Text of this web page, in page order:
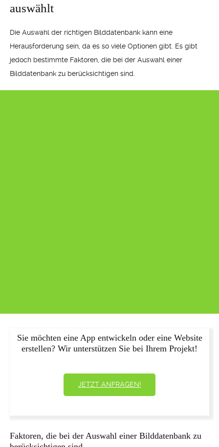
auswählt
Die Auswahl der richtigen Bilddatenbank kann eine
Herausforderung sein, da es so viele Optionen gibt. Es gibt
jedoch bestimmte Faktoren, die bei der Auswahl einer
Bilddatenbank zu berücksichtigen sind.
Sie möchten eine App entwickeln oder eine Website
erstellen? Wir unterstützen Sie bei Ihrem Projekt!
JETZT ANFRAGEN!
Faktoren, die bei der Auswahl einer Bilddatenbank zu